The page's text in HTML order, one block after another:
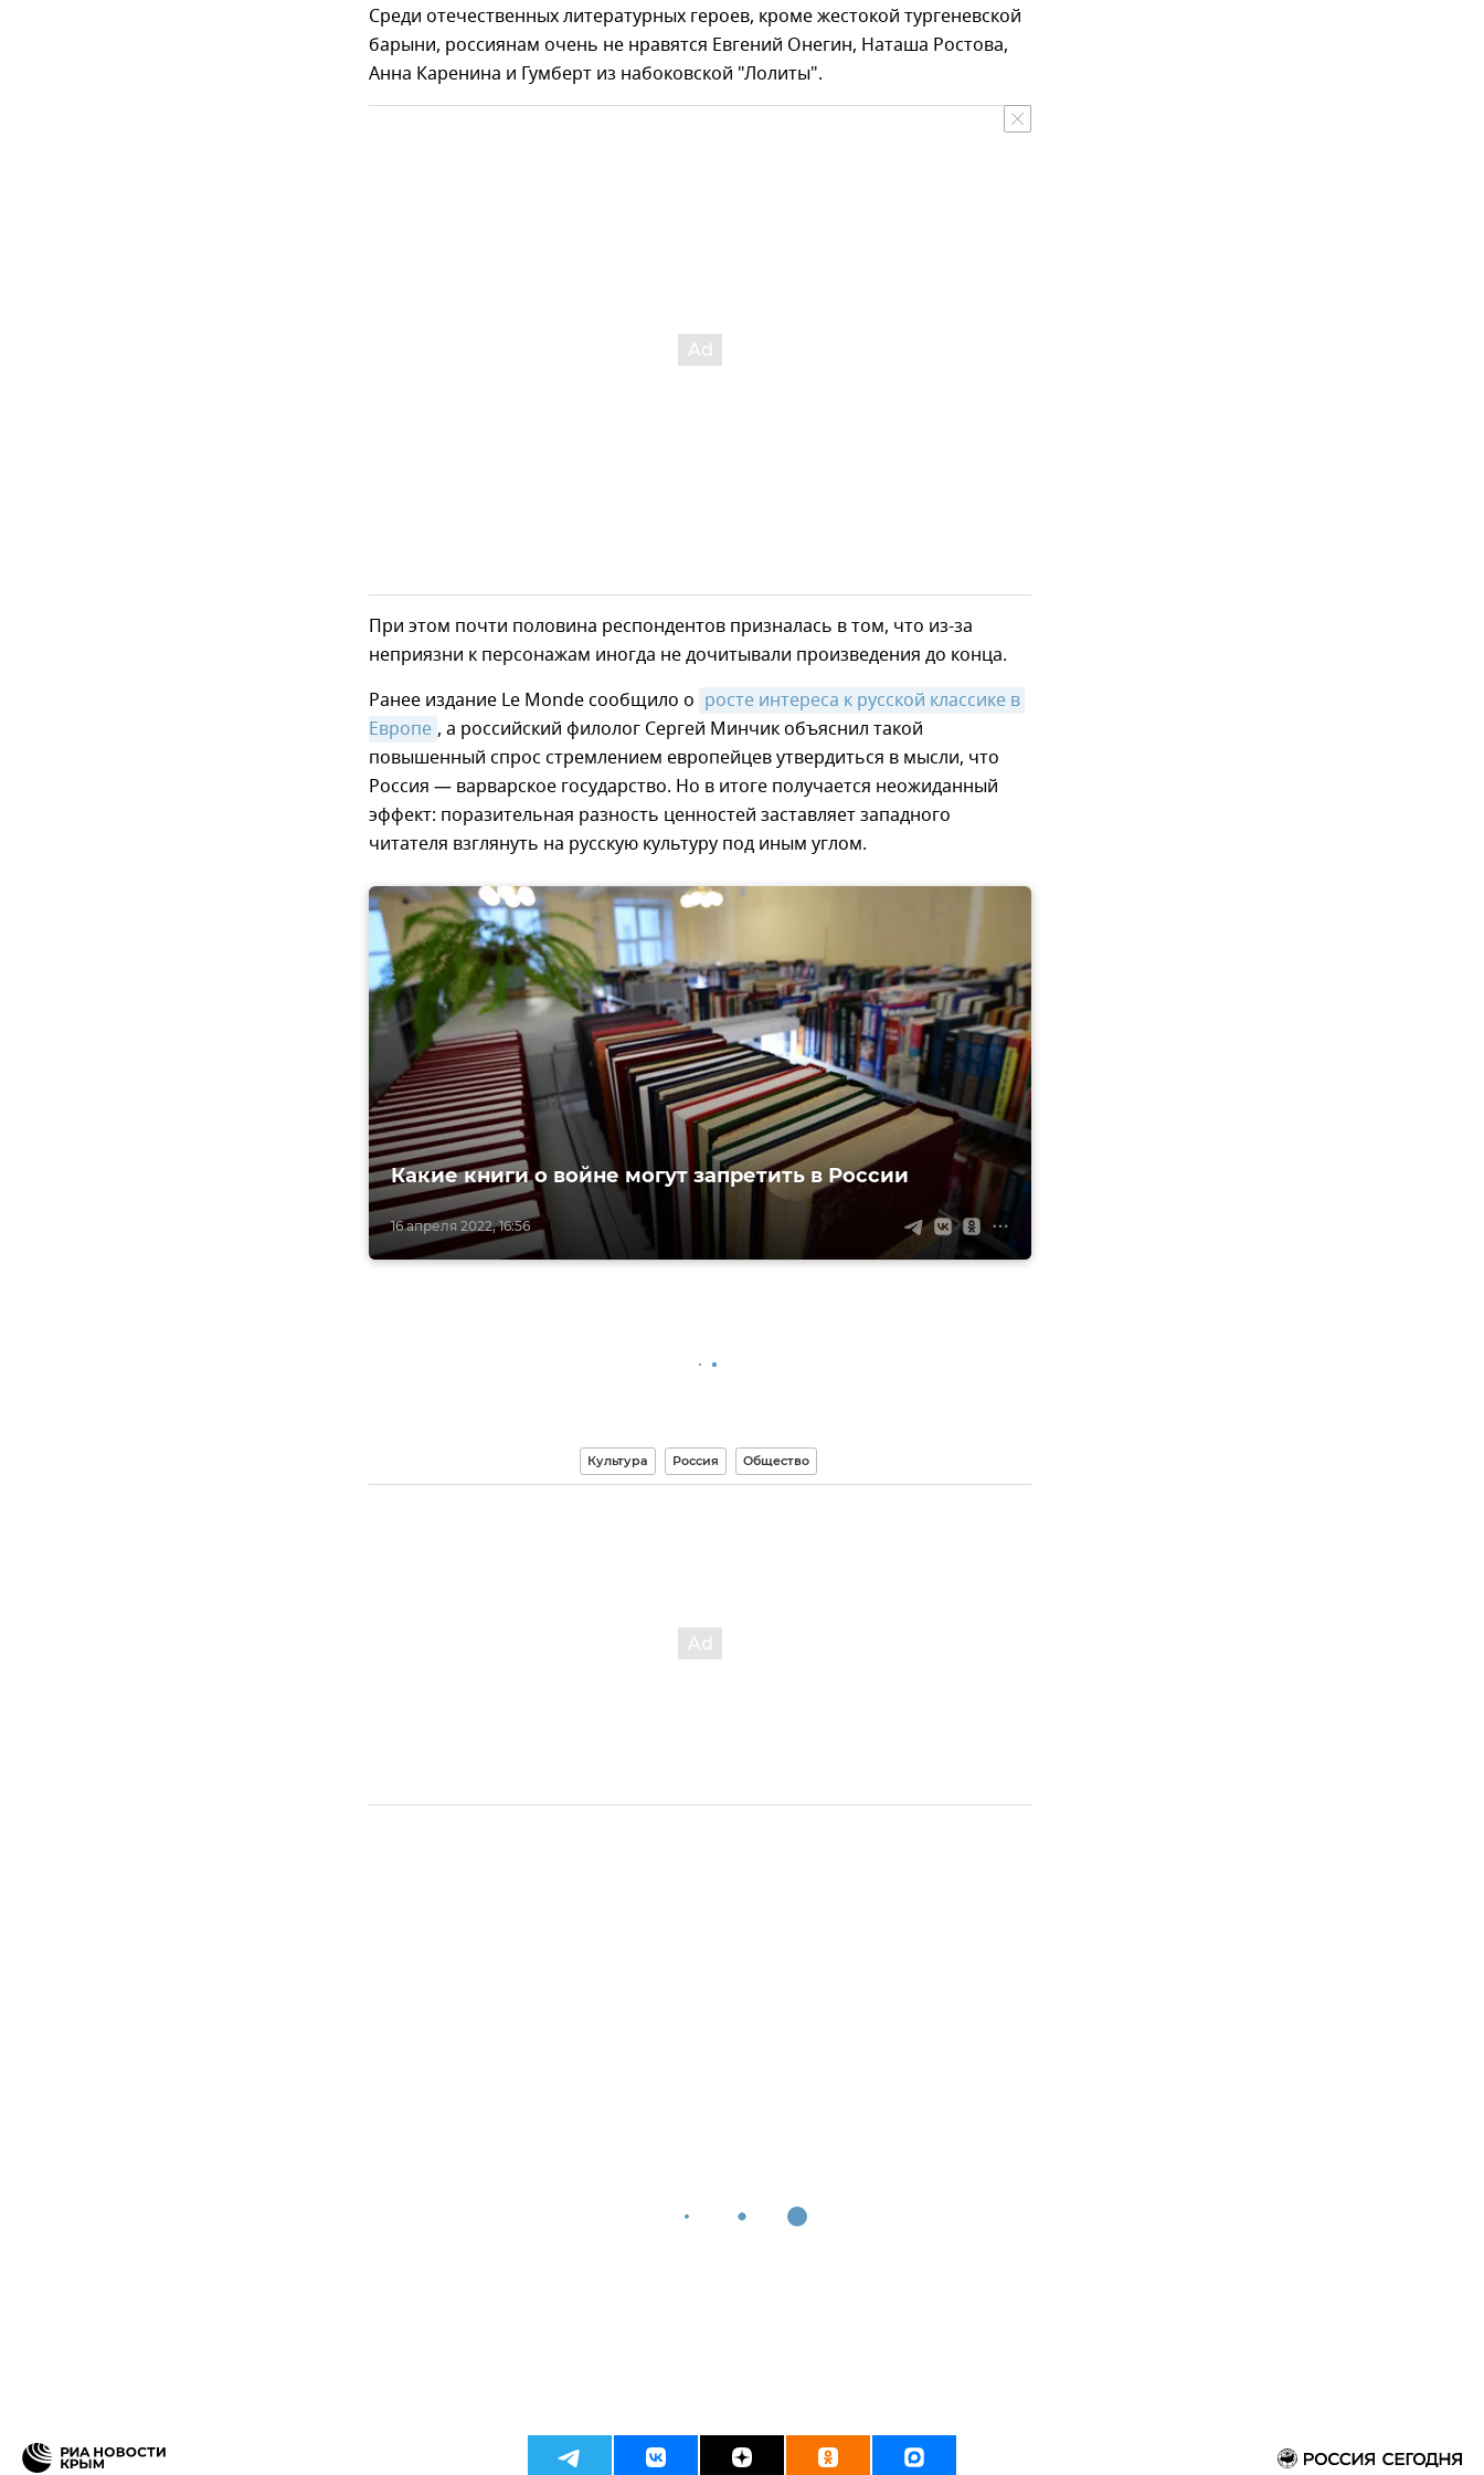
Среди отечественных литературных героев, кроме жестокой тургеневской
барыни, россиянам очень не нравятся Евгений Онегин, Наташа Ростова,
Анна Каренина и Гумберт из набоковской "Лолиты".
При этом почти половина респондентов призналась в том, что из-за
неприязни к персонажам иногда не дочитывали произведения до конца.
Ранее издание Le Monde сообщило о росте интереса к русской классике в
Европе , а российский филолог Сергей Минчик объяснил такой
повышенный спрос стремлением европейцев утвердиться в мысли, что
Россия — варварское государство. Но в итоге получается неожиданный
эффект: поразительная разность ценностей заставляет западного
читателя взглянуть на русскую культуру под иным углом.
16 апреля 2022, 16:56
Какие книги о войне могут запретить в России
Культура Россия Общество